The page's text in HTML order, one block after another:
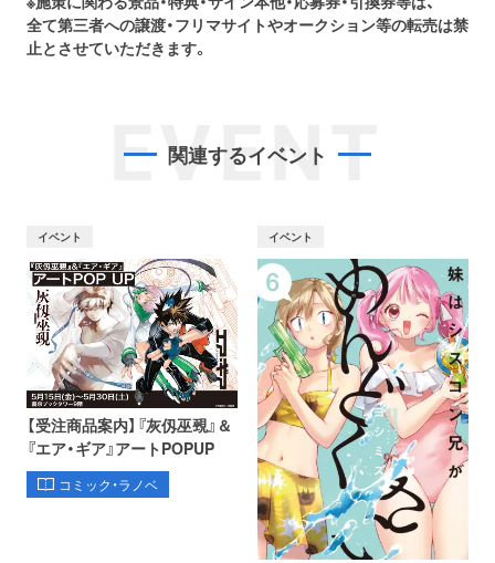
全て第三者への譲渡・フリマサイトやオークション等の転売は禁
止とさせていただきます。
EVENT
関連するイベント
イベント
【受注商品案内】『灰仭巫覡』＆
『エア・ギア』アートPOPUP
コミック・ラノベ
イベント